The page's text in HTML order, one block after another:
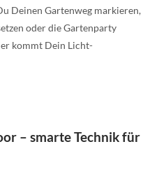
Deinen Gartenweg markieren,
oder die Gartenparty
kommt Dein Licht-
– smarte Technik für